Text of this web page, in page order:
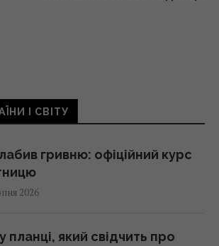
І СВІТУ
гривню: офіційний курс
2026
планці, який свідчить про